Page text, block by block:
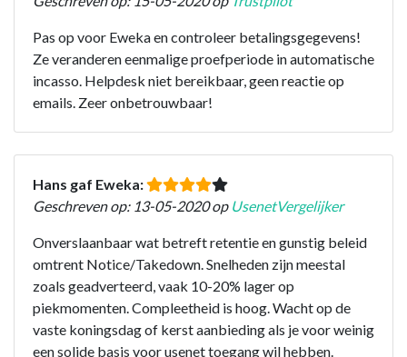
Pas op voor Eweka en controleer betalingsgegevens!
Ze veranderen eenmalige proefperiode in automatische
incasso. Helpdesk niet bereikbaar, geen reactie op
emails. Zeer onbetrouwbaar!
Hans gaf Eweka:
Geschreven op: 13-05-2020 op UsenetVergelijker
Onverslaanbaar wat betreft retentie en gunstig beleid
omtrent Notice/Takedown. Snelheden zijn meestal
zoals geadverteerd, vaak 10-20% lager op
piekmomenten. Compleetheid is hoog. Wacht op de
vaste koningsdag of kerst aanbieding als je voor weinig
een solide basis voor usenet toegang wil hebben.